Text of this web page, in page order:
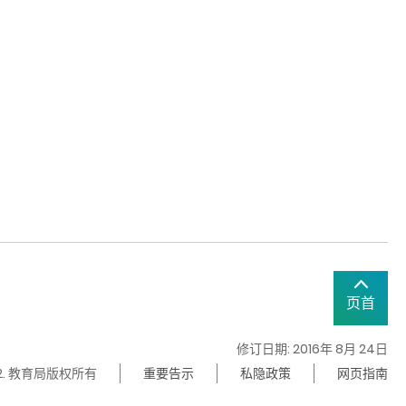
页首
修订日期: 2016年 8月 24日
教育局版权所有
重要告示 私隐政策 网页指南